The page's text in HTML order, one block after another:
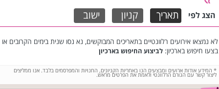
הצג לפי תאריך קניון ישוב
לא נמצאו אירועים רלוונטיים בתאריכים המבוקשים, נא נסו שנית בימים הקרובים או
בצעו חיפוש בארכיון: לביצוע החיפוש בארכיון
* המידע אודות ארועים ומבצעים הנו באחריות הקניונים, החנויות והמפרסמים בלבד. אנו ממליצים
ליצור קשר עם הגורם הרלוונטי ולאמת את הפרטים מראש.